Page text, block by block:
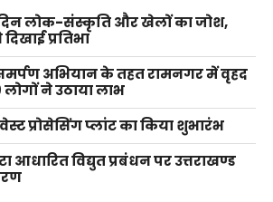
लोक-संस्कृति और खेलों का जोश,
प्रतिभा
अभियान के तहत रामनगर में वृहद
लोगों ने उठाया लाभ
प्रोसेसिंग प्लांट का किया शुभारंभ
आधारित विद्युत प्रबंधन पर उत्तराखण्ड